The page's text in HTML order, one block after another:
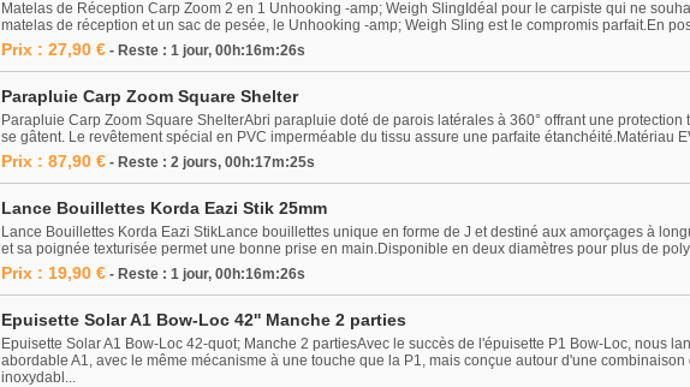
Matelas de Réception Carp Zoom 2 en 1 Unhooking -amp; Weigh SlingIdéal pour le carpiste qui ne
matelas de réception et un sac de pesée, le Unhooking -amp; Weigh Sling est le compromis parfait.En
Prix : 27,90 € - Reste : 1 jour, 00h:16m:26s
Parapluie Carp Zoom Square Shelter
Parapluie Carp Zoom Square ShelterAbri parapluie doté de parois latérales à 360° offrant une
se gâtent. Le revêtement spécial en PVC imperméable du tissu assure une parfaite étanchéité.Matériau
Prix : 87,90 € - Reste : 2 jours, 00h:17m:25s
Lance Bouillettes Korda Eazi Stik 25mm
Lance Bouillettes Korda Eazi StikLance bouillettes unique en forme de J et destiné aux amorçages à
et sa poignée texturisée permet une bonne prise en main.Disponible en deux diamètres pour plus de
Prix : 19,90 € - Reste : 1 jour, 00h:16m:26s
Epuisette Solar A1 Bow-Loc 42'' Manche 2 parties
Epuisette Solar A1 Bow-Loc 42-quot; Manche 2 partiesAvec le succès de l'épuisette P1 Bow-Loc, nous
abordable A1, avec le même mécanisme à une touche que la P1, mais conçue autour d'une
inoxydabl...